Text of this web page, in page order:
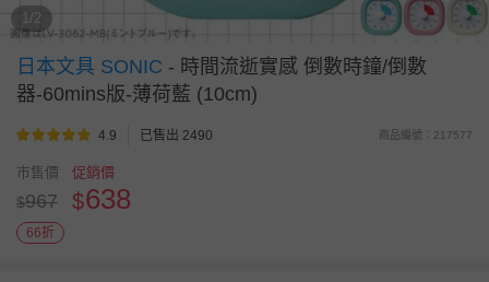
1/2
日本文具 SONIC - 時間流逝實感 倒數時鐘/倒數
器-60mins版-薄荷藍 (10cm)
4.9 已售出 2490 商品編號：217577
市售價
$967
促銷價
$638
66折